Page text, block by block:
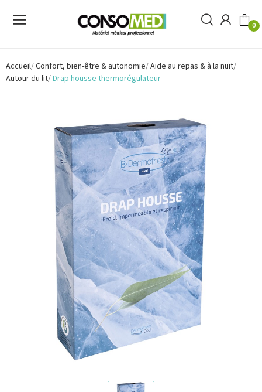
0
Accueil Confort, bien-être & autonomie Aide au repas & à la nuit
Autour du lit Drap housse thermorégulateur